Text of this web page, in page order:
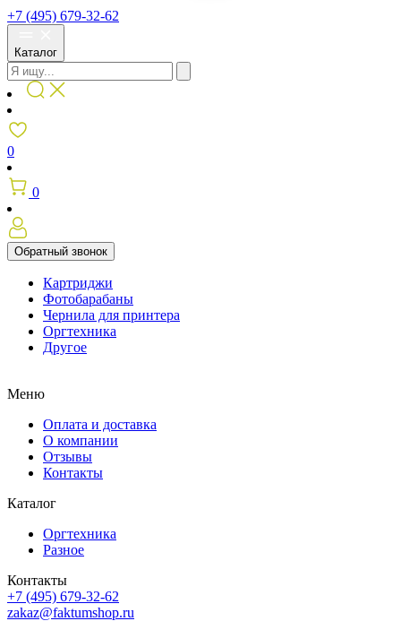
+7 (495) 679-32-62
Каталог
0
0
Обратный звонок
Картриджи
Фотобарабаны
Чернила для принтера
Оргтехника
Другое
Меню
Оплата и доставка
О компании
Отзывы
Контакты
Каталог
Оргтехника
Разное
Контакты
+7 (495) 679-32-62
zakaz@faktumshop.ru